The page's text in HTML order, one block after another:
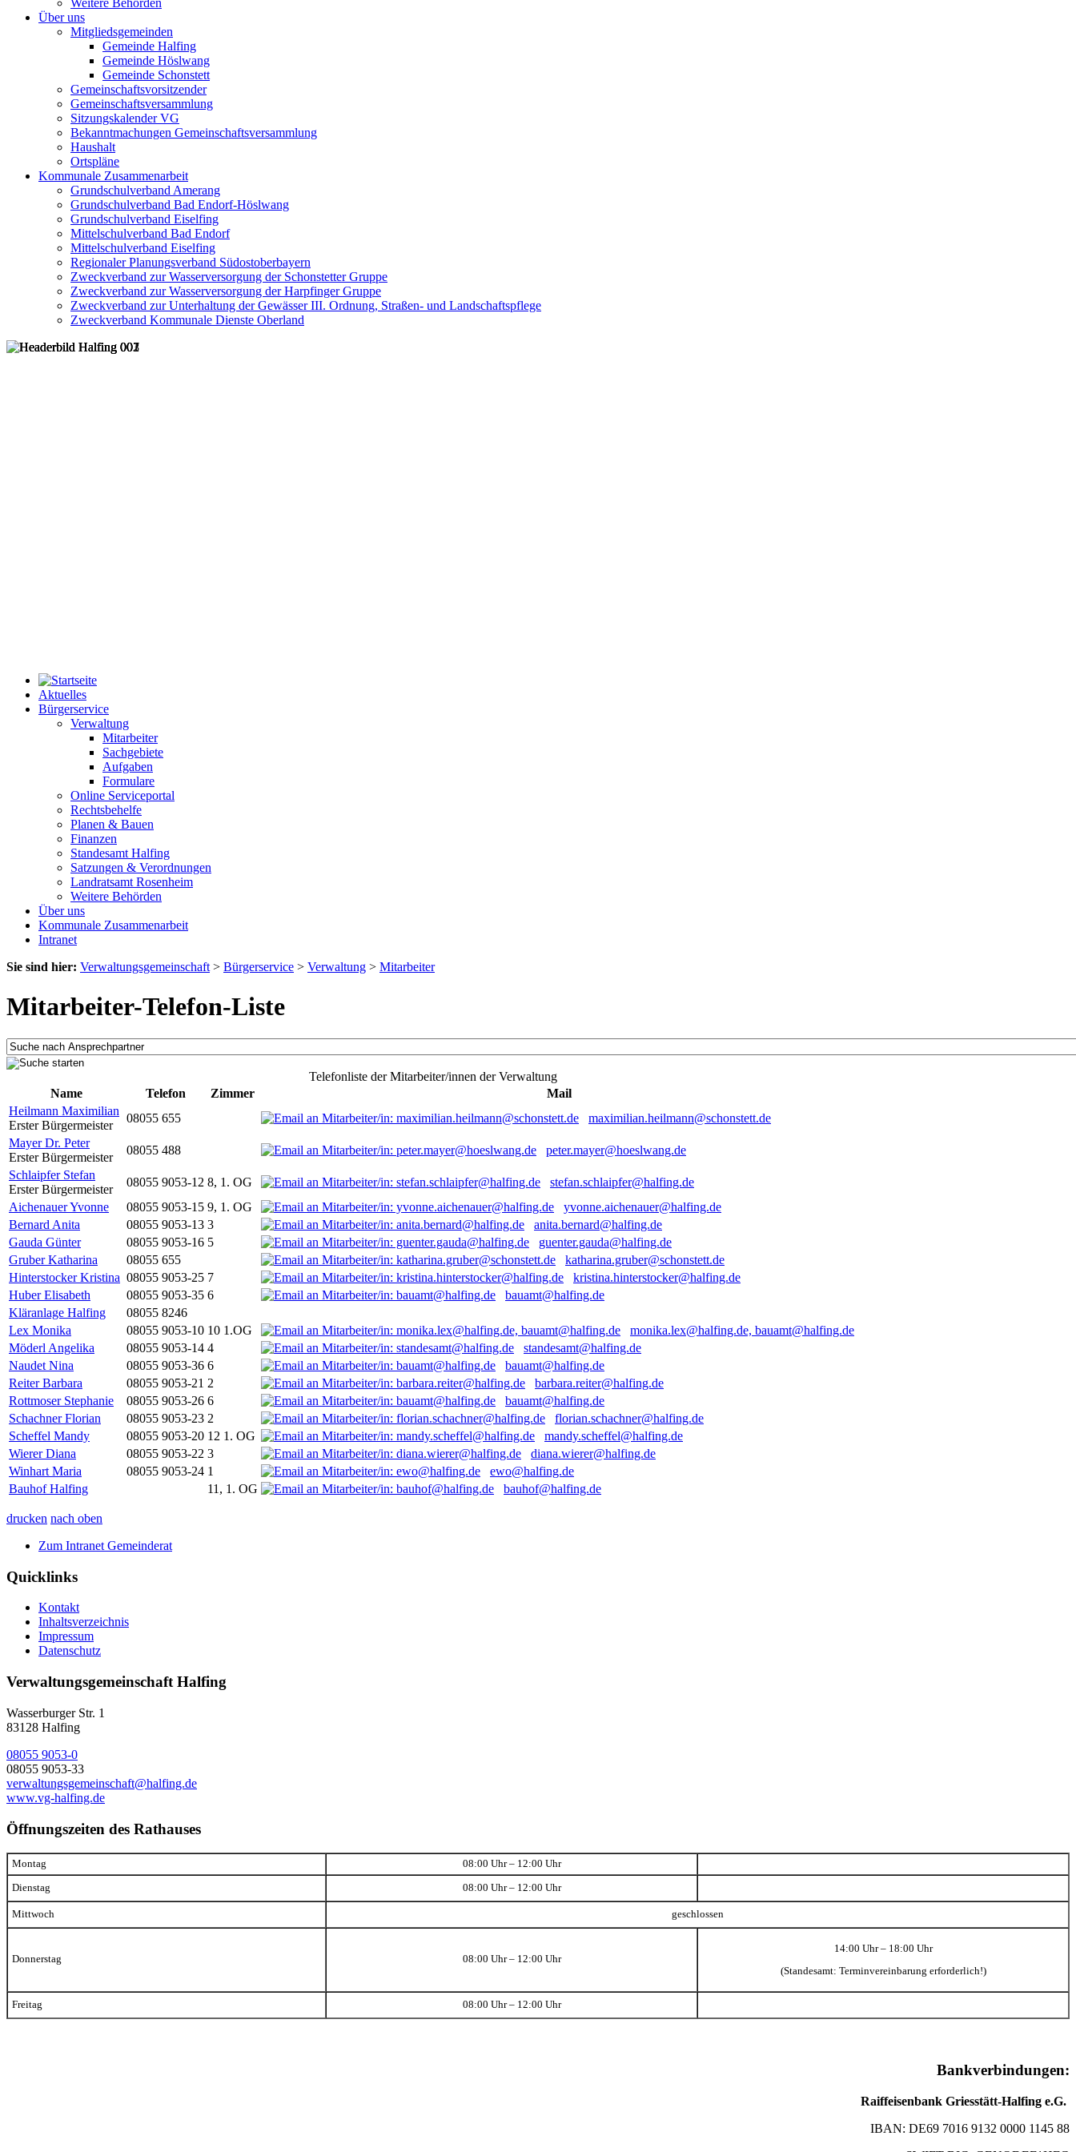
Weitere Behörden
Über uns
Mitgliedsgemeinden
Gemeinde Halfing
Gemeinde Höslwang
Gemeinde Schonstett
Gemeinschaftsvorsitzender
Gemeinschaftsversammlung
Sitzungskalender VG
Bekanntmachungen Gemeinschaftsversammlung
Haushalt
Ortspläne
Kommunale Zusammenarbeit
Grundschulverband Amerang
Grundschulverband Bad Endorf-Höslwang
Grundschulverband Eiselfing
Mittelschulverband Bad Endorf
Mittelschulverband Eiselfing
Regionaler Planungsverband Südostoberbayern
Zweckverband zur Wasserversorgung der Schonstetter Gruppe
Zweckverband zur Wasserversorgung der Harpfinger Gruppe
Zweckverband zur Unterhaltung der Gewässer III. Ordnung, Straßen- und Landschaftspflege
Zweckverband Kommunale Dienste Oberland
Aktuelles
Bürgerservice
Verwaltung
Mitarbeiter
Sachgebiete
Aufgaben
Formulare
Online Serviceportal
Rechtsbehelfe
Planen & Bauen
Finanzen
Standesamt Halfing
Satzungen & Verordnungen
Landratsamt Rosenheim
Weitere Behörden
Über uns
Kommunale Zusammenarbeit
Intranet
Sie sind hier: Verwaltungsgemeinschaft > Bürgerservice > Verwaltung > Mitarbeiter
Mitarbeiter-Telefon-Liste
Telefonliste der Mitarbeiter/innen der Verwaltung
Name
Telefon Zimmer
Mail
Heilmann Maximilian
Erster Bürgermeister
08055 655
maximilian.heilmann@schonstett.de
Mayer Dr. Peter
Erster Bürgermeister
08055 488
peter.mayer@hoeslwang.de
Schlaipfer Stefan
Erster Bürgermeister
08055 9053-12 8, 1. OG
stefan.schlaipfer@halfing.de
Aichenauer Yvonne
08055 9053-15 9, 1. OG
yvonne.aichenauer@halfing.de
Bernard Anita
08055 9053-13 3
anita.bernard@halfing.de
Gauda Günter
08055 9053-16 5
guenter.gauda@halfing.de
Gruber Katharina
08055 655
katharina.gruber@schonstett.de
Hinterstocker Kristina 08055 9053-25 7
kristina.hinterstocker@halfing.de
Huber Elisabeth
08055 9053-35 6
bauamt@halfing.de
Kläranlage Halfing
08055 8246
Lex Monika
08055 9053-10 10 1.OG
monika.lex@halfing.de, bauamt@halfing.de
Möderl Angelika
08055 9053-14 4
standesamt@halfing.de
Naudet Nina
08055 9053-36 6
bauamt@halfing.de
Reiter Barbara
08055 9053-21 2
barbara.reiter@halfing.de
Rottmoser Stephanie
08055 9053-26 6
bauamt@halfing.de
Schachner Florian
08055 9053-23 2
florian.schachner@halfing.de
Scheffel Mandy
08055 9053-20 12 1. OG
mandy.scheffel@halfing.de
Wierer Diana
08055 9053-22 3
diana.wierer@halfing.de
Winhart Maria
08055 9053-24 1
ewo@halfing.de
Bauhof Halfing
11, 1. OG bauhof@halfing.de
drucken nach oben
Zum Intranet Gemeinderat
Quicklinks
Kontakt
Inhaltsverzeichnis
Impressum
Datenschutz
Verwaltungsgemeinschaft Halfing
Wasserburger Str. 1
83128 Halfing
08055 9053-0
08055 9053-33
verwaltungsgemeinschaft@halfing.de
www.vg-halfing.de
Öffnungszeiten des Rathauses
Montag 08:00 Uhr – 12:00 Uhr
Dienstag 08:00 Uhr – 12:00 Uhr
Mittwoch geschlossen
Donnerstag 08:00 Uhr – 12:00 Uhr
14:00 Uhr – 18:00 Uhr
(Standesamt: Terminvereinbarung erforderlich!)
Freitag 08:00 Uhr – 12:00 Uhr
Bankverbindungen:
Raiffeisenbank Griesstätt-Halfing e.G.
IBAN: DE69 7016 9132 0000 1145 88